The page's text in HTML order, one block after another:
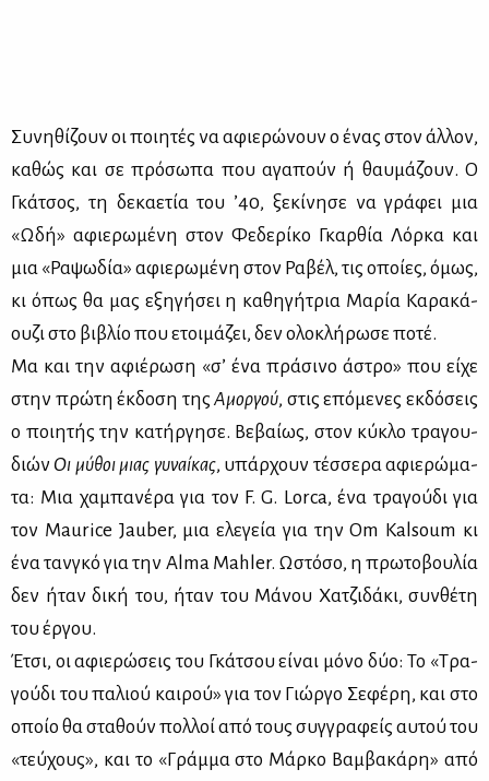
Συ­νη­θί­ζουν οι ποι­η­τές να αφιε­ρώ­νουν ο ένας στον άλ­λον,
κα­θώς και σε πρό­σω­πα που αγα­πούν ή θαυ­μά­ζουν. Ο
Γκά­τσος, τη δε­κα­ε­τία του ’40, ξε­κί­νη­σε να γρά­φει μια
«Ωδή» αφιε­ρω­μέ­νη στον Φε­δε­ρί­κο Γκαρ­θία Λόρ­κα και
μια «Ρα­ψω­δία» αφιε­ρω­μέ­νη στον Ρα­βέλ, τις οποί­ες, όμως,
κι όπως θα μας εξη­γή­σει η κα­θη­γή­τρια Μα­ρία Κα­ρα­κά­
ου­ζι στο βι­βλίο που ετοι­μά­ζει, δεν ολο­κλή­ρω­σε πο­τέ.
Μα και την αφιέ­ρω­ση «σ’ ένα πρά­σι­νο άστρο» που εί­χε
στην πρώ­τη έκ­δο­ση τηςΑμορ­γού, στις επό­με­νες εκ­δό­σεις
ο ποι­η­τής την κα­τήρ­γη­σε. Βε­βαί­ως, στον κύ­κλο τρα­γου­
διών Οι μύ­θοι μιας γυ­ναί­κας, υπάρ­χουν τέσ­σε­ρα αφιε­ρώ­μα­
τα: Μια χα­μπα­νέ­ρα για τον F. G. Lorca, ένα τρα­γού­δι για
τον Maurice Jauber, μια ελε­γεία για την Om Kalsoum κι
ένα ταν­γκό για την Alma Mahler. Ωστό­σο, η πρω­το­βου­λία
δεν ήταν δι­κή του, ήταν του Μά­νου Χα­τζι­δά­κι, συν­θέ­τη
του έρ­γου.
Έτσι, οι αφιε­ρώ­σεις του Γκά­τσου εί­ναι μό­νο δύο: Το «Τρα­
γού­δι του πα­λιού και­ρού» για τον Γιώρ­γο Σε­φέ­ρη, και στο
οποίο θα στα­θούν πολ­λοί από τους συγ­γρα­φείς αυ­τού του
«τεύ­χους», και το «Γράμ­μα στο Μάρ­κο Βαμ­βα­κά­ρη» από